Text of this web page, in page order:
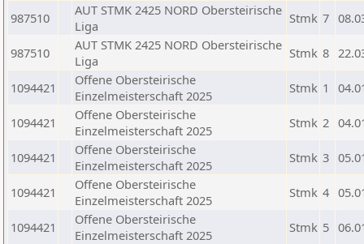
987510
AUT STMK 2425 NORD Obersteirische
Liga
Stmk 7
987510
AUT STMK 2425 NORD Obersteirische
Liga
Stmk 8
1094421
Offene Obersteirische
Einzelmeisterschaft 2025
Stmk 1
1094421
Offene Obersteirische
Einzelmeisterschaft 2025
Stmk 2
1094421
Offene Obersteirische
Einzelmeisterschaft 2025
Stmk 3
1094421
Offene Obersteirische
Einzelmeisterschaft 2025
Stmk 4
1094421
Offene Obersteirische
Einzelmeisterschaft 2025
Stmk 5